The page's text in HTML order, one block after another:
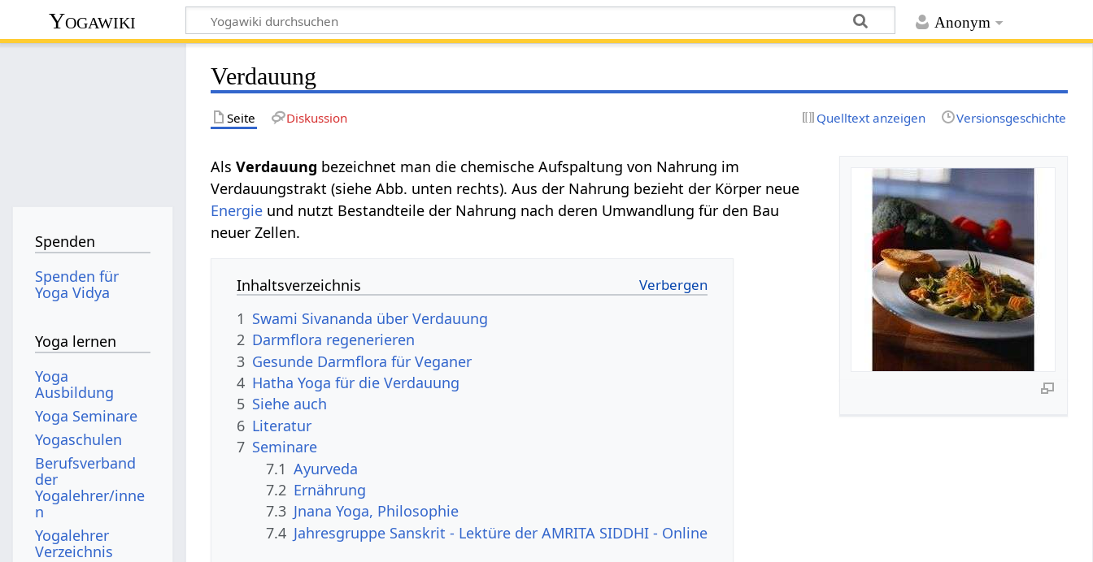
Anonym
Yogawiki
Verdauung
Seite Diskussion Quelltext anzeigen Versionsgeschichte
AlsVerdauung bezeichnet man die chemische Aufspaltung von Nahrung im
Verdauungstrakt (siehe Abb. unten rechts). Aus der Nahrung bezieht der Körper neue
Energie und nutzt Bestandteile der Nahrung nach deren Umwandlung für den Bau
neuer Zellen.
Inhaltsverzeichnis
1 Swami Sivananda über Verdauung
2 Darmflora regenerieren
3 Gesunde Darmflora für Veganer
4 Hatha Yoga für die Verdauung
5 Siehe auch
6 Literatur
7 Seminare
7.1 Ayurveda
7.2 Ernährung
7.3 Jnana Yoga, Philosophie
7.4 Jahresgruppe Sanskrit - Lektüre der AMRITA SIDDHI - Online
Spenden
Spenden für
Yoga Vidya
Yoga lernen
Yoga
Ausbildung
Yoga Seminare
Yogaschulen
Berufsverband
der
Yogalehrer/inne
n
Yogalehrer
Verzeichnis